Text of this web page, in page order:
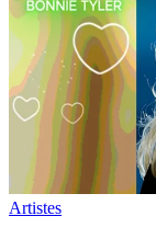
Artistes
Céline Dion